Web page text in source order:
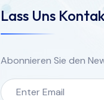
Lass Uns
Abonnieren Sie den